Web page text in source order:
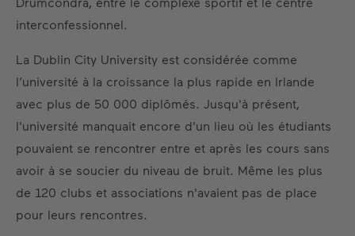
interconfessionnel.
La Dublin City University est considérée comme
l’université à la croissance la plus rapide en Irlande
avec plus de 50 000 diplômés. Jusqu'à présent,
l'université manquait encore d'un lieu où les étudiants
pouvaient se rencontrer entre et après les cours sans
avoir à se soucier du niveau de bruit. Même les plus
de 120 clubs et associations n'avaient pas de place
pour leurs rencontres.